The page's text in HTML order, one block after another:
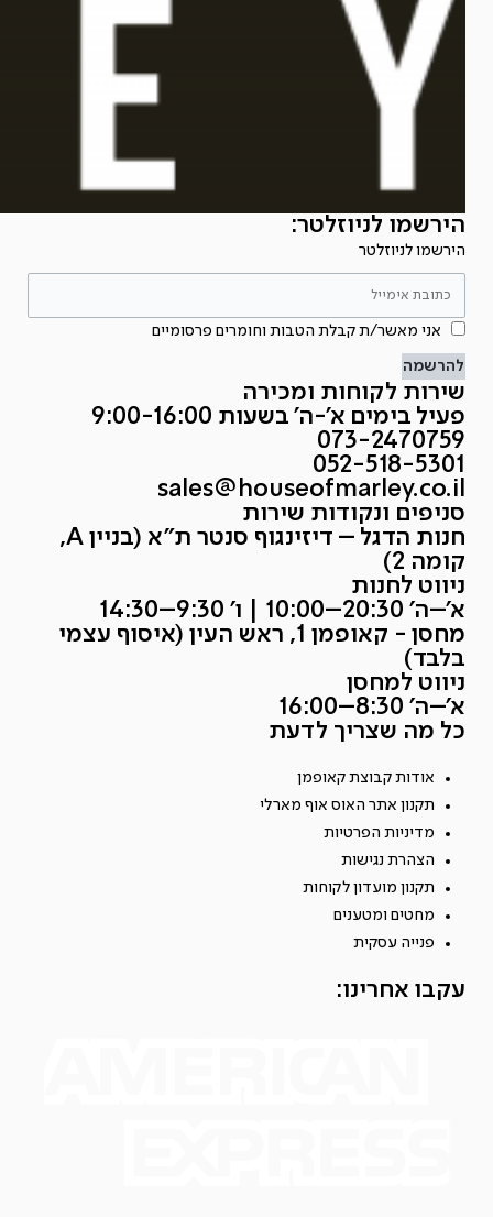
הירשמו לניוזלטר:
הירשמו לניוזלטר
אני מאשר/ת קבלת הטבות וחומרים פרסומיים
להרשמה
שירות לקוחות ומכירה
פעיל בימים א'-ה' בשעות 9:00-16:00
073-2470759
052-518-5301
sales@houseofmarley.co.il
סניפים ונקודות שירות
חנות הדגל – דיזינגוף סנטר ת״א (בניין A,
קומה 2)
ניווט לחנות
א׳–ה׳ 20:30–10:00 | ו׳ 9:30–14:30
מחסן - קאופמן 1, ראש העין (איסוף עצמי
בלבד)
ניווט למחסן
א׳–ה׳ 8:30–16:00
כל מה שצריך לדעת
אודות קבוצת קאופמן
תקנון אתר האוס אוף מארלי
מדיניות הפרטיות
הצהרת נגישות
תקנון מועדון לקוחות
מחטים ומטענים
פנייה עסקית
עקבו אחרינו: